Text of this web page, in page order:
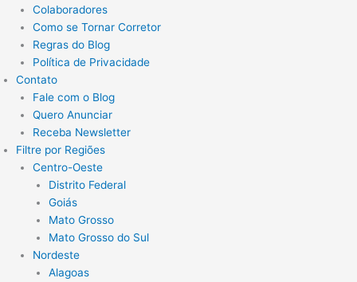
Colaboradores
Como se Tornar Corretor
Regras do Blog
Política de Privacidade
Contato
Fale com o Blog
Quero Anunciar
Receba Newsletter
Filtre por Regiões
Centro-Oeste
Distrito Federal
Goiás
Mato Grosso
Mato Grosso do Sul
Nordeste
Alagoas